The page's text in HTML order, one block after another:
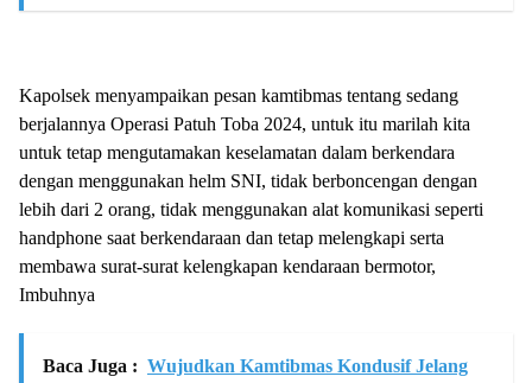
Kapolsek menyampaikan pesan kamtibmas tentang sedang
berjalannya Operasi Patuh Toba 2024, untuk itu marilah kita
untuk tetap mengutamakan keselamatan dalam berkendara
dengan menggunakan helm SNI, tidak berboncengan dengan
lebih dari 2 orang, tidak menggunakan alat komunikasi seperti
handphone saat berkendaraan dan tetap melengkapi serta
membawa surat-surat kelengkapan kendaraan bermotor,
Imbuhnya
Baca Juga : Wujudkan Kamtibmas Kondusif Jelang